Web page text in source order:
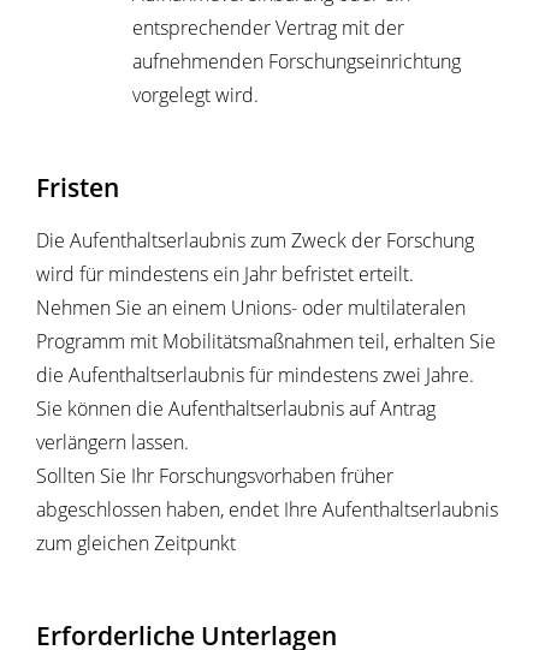
entsprechender Vertrag mit der
aufnehmenden Forschungseinrichtung
vorgelegt wird.
Fristen
Die Aufenthaltserlaubnis zum Zweck der Forschung
wird für mindestens ein Jahr befristet erteilt.
Nehmen Sie an einem Unions- oder multilateralen
Programm mit Mobilitätsmaßnahmen teil, erhalten Sie
die Aufenthaltserlaubnis für mindestens zwei Jahre.
Sie können die Aufenthaltserlaubnis auf Antrag
verlängern lassen.
Sollten Sie Ihr Forschungsvorhaben früher
abgeschlossen haben, endet Ihre Aufenthaltserlaubnis
zum gleichen Zeitpunkt
Erforderliche Unterlagen